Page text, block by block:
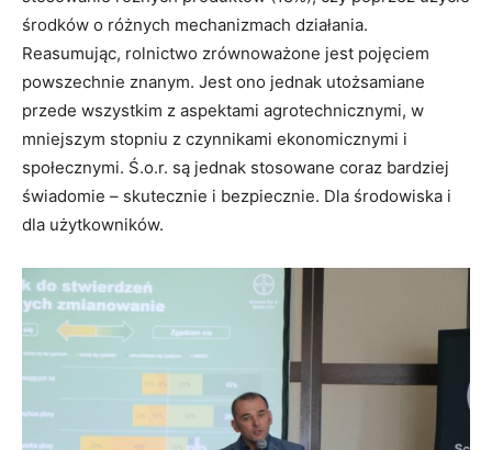
środków o różnych mechanizmach działania.
Reasumując, rolnictwo zrównoważone jest pojęciem
powszechnie znanym. Jest ono jednak utożsamiane
przede wszystkim z aspektami agrotechnicznymi, w
mniejszym stopniu z czynnikami ekonomicznymi i
społecznymi. Ś.o.r. są jednak stosowane coraz bardziej
świadomie – skutecznie i bezpiecznie. Dla środowiska i
dla użytkowników.